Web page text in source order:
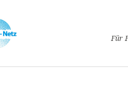
Navigation
Für